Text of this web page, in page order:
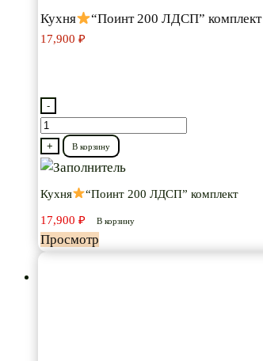
Кухня “Поинт 200 ЛДСП” комплект
17,900 ₽
-
Количество
товара
Кухня
“Поинт
200
ЛДСП”
+ В корзину
Кухня “Поинт 200 ЛДСП” комплект
17,900 ₽ В корзину
Просмотр